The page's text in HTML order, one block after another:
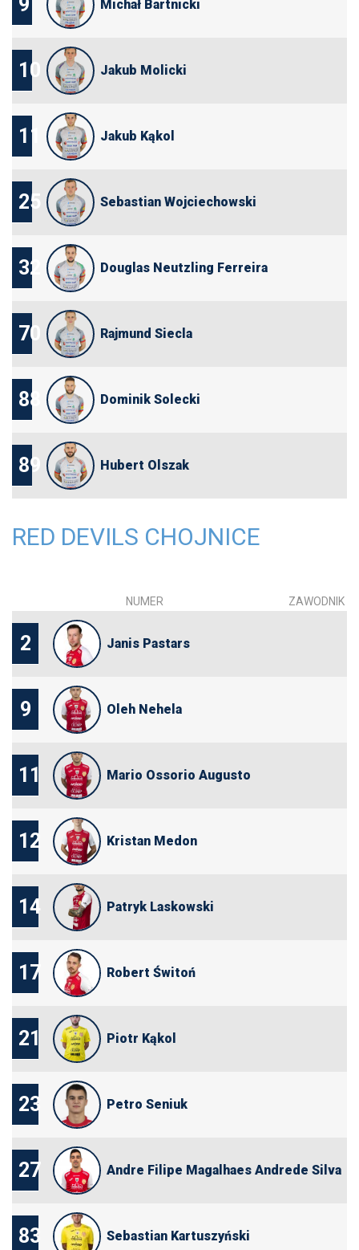
Michał Bartnicki
10 Jakub Molicki
11 Jakub Kąkol
25 Sebastian Wojciechowski
32 Douglas Neutzling Ferreira
70 Rajmund Siecla
88 Dominik Solecki
89 Hubert Olszak
RED DEVILS CHOJNICE
NUMER ZAWODNIK
2 Janis Pastars
9 Oleh Nehela
11 Mario Ossorio Augusto
12 Kristan Medon
14 Patryk Laskowski
17 Robert Świtoń
21 Piotr Kąkol
23 Petro Seniuk
27 Andre Filipe Magalhaes Andrede Silva
83 Sebastian Kartuszyński